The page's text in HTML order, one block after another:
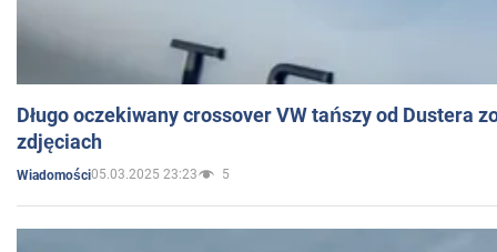
Długo oczekiwany crossover VW tańszy od Dustera
zdjęciach
Wiadomości05.03.2025 23:23 5